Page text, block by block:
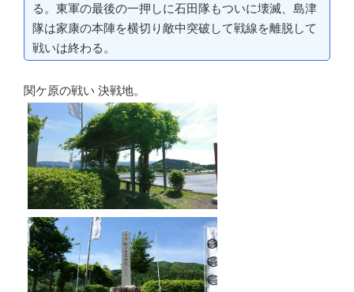
る。東軍の最後の一押しに石田隊もついに壊滅、島津
隊は家康の本陣を横切り敵中突破して戦線を離脱して
戦いは終わる。
関ケ原の戦い 決戦地。